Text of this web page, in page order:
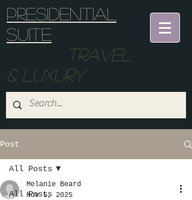
Presidential
suite
Travel
& Luxury
Post
All Posts
All Posts
Melanie Beard
Nov 5, 2025